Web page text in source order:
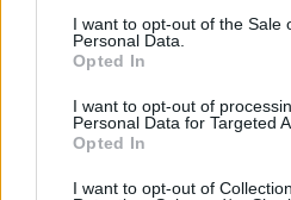
consent section.
I want to opt-out of the Sale
Personal Data.
Opted In
I want to opt-out of
Personal Data for Targeted
Opted In
I want to opt-out of
Pfizer bivalens (Wu/Om
Covid elleni vakcinát
megelőző három
koronavírus fertőzésen